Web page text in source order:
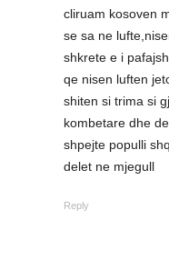
cliruam kosoven
se sa ne
shkrete e i
qe nisen luften
shiten si trima si
kombetare dhe
shpejte populli
delet ne mjegull
Reply